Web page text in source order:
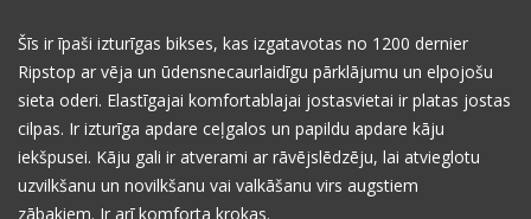
Šīs ir īpaši izturīgas bikses, kas izgatavotas no 1200 dernier
Ripstop ar vēja un ūdensnecaurlaidīgu pārklājumu un elpojošu
sieta oderi. Elastīgajai komfortablajai jostasvietai ir platas jostas
cilpas. Ir izturīga apdare ceļgalos un papildu apdare kāju
iekšpusei. Kāju gali ir atverami ar rāvējslēdzēju, lai atvieglotu
uzvilkšanu un novilkšanu vai valkāšanu virs augstiem
zābakiem. Ir arī komforta krokas.